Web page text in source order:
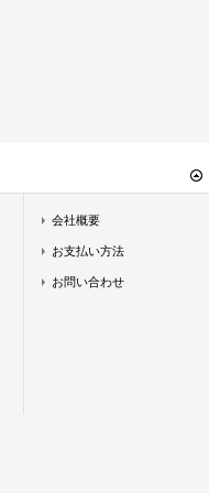
会社概要
お支払い方法
お問い合わせ